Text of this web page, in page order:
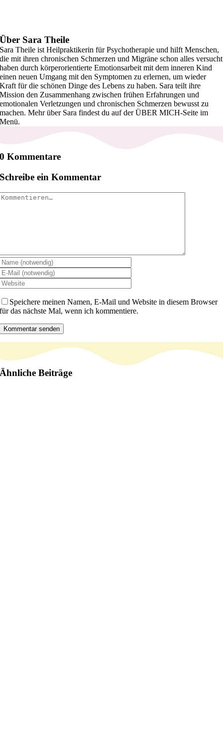
Über Sara Theile
Sara Theile ist Heilpraktikerin für Psychotherapie und hilft Menschen,
die mit ihren chronischen Schmerzen und Migräne schon alles versucht
haben durch körperorientierte Emotionsarbeit mit dem inneren Kind
einen neuen Umgang mit den Symptomen zu erlernen, um wieder
Kraft für die schönen Dinge des Lebens zu haben. Sara teilt ihre
Mission den Zusammenhang zwischen frühen Erfahrungen und
emotionalen Verletzungen und chronischen Schmerzen bewusst zu
machen. Mehr über Sara findest du auf der ÜBER MICH-Seite im
Menü.
0 Kommentare
Schreibe ein Kommentar
Speichere meinen Namen, E-Mail und Website in diesem Browser
für das nächste Mal, wenn ich kommentiere.
Ähnliche Beiträge